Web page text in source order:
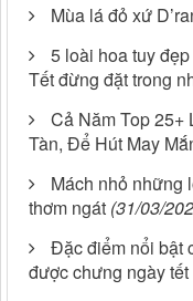
Mùa lá đỏ xứ
5 loài hoa tuy
Tết đừng đặt trong
Cả Năm Top
Tàn, Để Hút May
Mách nhỏ những
thơm ngát (31/03/
Đặc điểm nổi bật
được chưng ngày tết